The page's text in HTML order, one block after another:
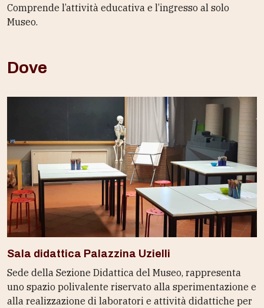
Comprende l’attività educativa e l’ingresso al solo
Museo.
Dove
Sala didattica Palazzina Uzielli
Sede della Sezione Didattica del Museo, rappresenta
uno spazio polivalente riservato alla sperimentazione e
alla realizzazione di laboratori e attività didattiche per